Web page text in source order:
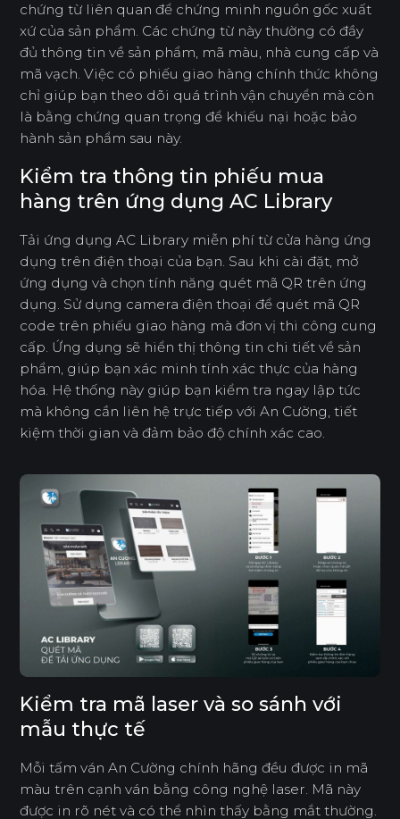
chứng từ liên quan để chứng minh nguồn gốc xuất
xứ của sản phẩm. Các chứng từ này thường có đầy
đủ thông tin về sản phẩm, mã màu, nhà cung cấp và
mã vạch. Việc có phiếu giao hàng chính thức không
chỉ giúp bạn theo dõi quá trình vận chuyển mà còn
là bằng chứng quan trọng để khiếu nại hoặc bảo
hành sản phẩm sau này.
Kiểm tra thông tin phiếu mua
hàng trên ứng dụng AC Library
Tải ứng dụng AC Library miễn phí từ cửa hàng ứng
dụng trên điện thoại của bạn. Sau khi cài đặt, mở
ứng dụng và chọn tính năng quét mã QR trên ứng
dụng. Sử dụng camera điện thoại để quét mã QR
code trên phiếu giao hàng mà đơn vị thi công cung
cấp. Ứng dụng sẽ hiển thị thông tin chi tiết về sản
phẩm, giúp bạn xác minh tính xác thực của hàng
hóa. Hệ thống này giúp bạn kiểm tra ngay lập tức
mà không cần liên hệ trực tiếp với An Cường, tiết
kiệm thời gian và đảm bảo độ chính xác cao.
Kiểm tra mã laser và so sánh với
mẫu thực tế
Mỗi tấm ván An Cường chính hãng đều được in mã
màu trên cạnh ván bằng công nghệ laser. Mã này
được in rõ nét và có thể nhìn thấy bằng mắt thường.